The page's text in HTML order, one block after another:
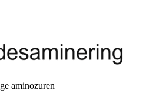
aminozuren